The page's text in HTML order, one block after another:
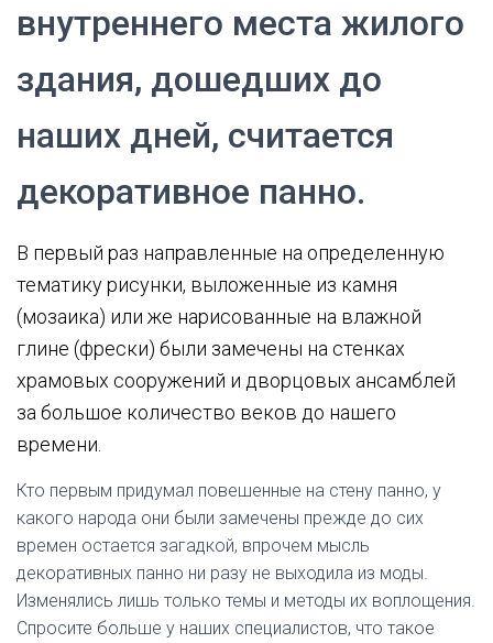
внутреннего места жилого
здания, дошедших до
наших дней, считается
декоративное панно.
В первый раз направленные на определенную
тематику рисунки, выложенные из камня
(мозаика) или же нарисованные на влажной
глине (фрески) были замечены на стенках
храмовых сооружений и дворцовых ансамблей
за большое количество веков до нашего
времени.
Кто первым придумал повешенные на стену панно, у
какого народа они были замечены прежде до сих
времен остается загадкой, впрочем мысль
декоративных панно ни разу не выходила из моды.
Изменялись лишь только темы и методы их воплощения.
Спросите больше у наших специалистов, что такое